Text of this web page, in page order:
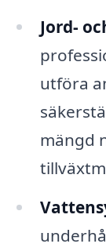
Jord-
utföra
mängd